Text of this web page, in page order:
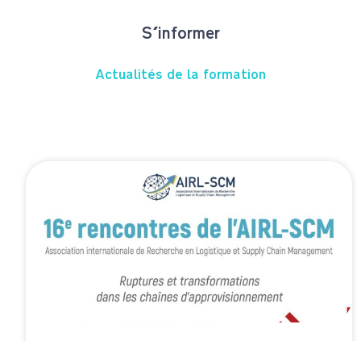
S'informer
Actualités de la formation